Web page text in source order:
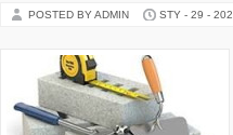
POSTED BY ADMIN STY - 29 -